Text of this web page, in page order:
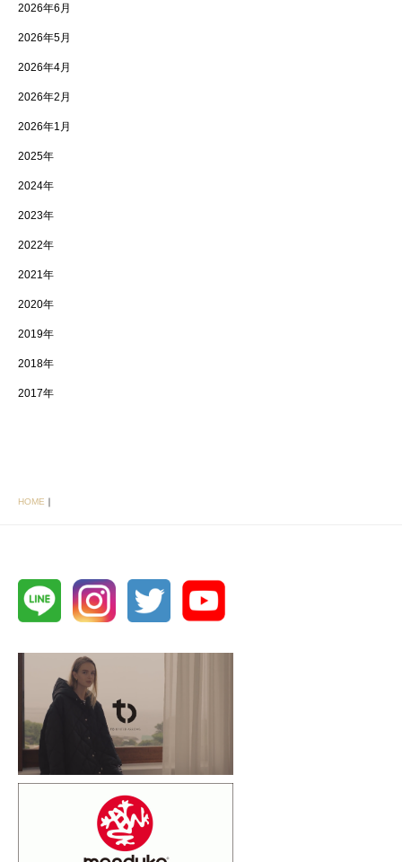
2026年6月
2026年5月
2026年4月
2026年2月
2026年1月
2025年
2024年
2023年
2022年
2021年
2020年
2019年
2018年
2017年
HOME ｜